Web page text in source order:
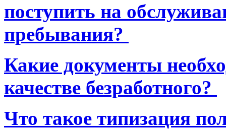
поступить на
пребывания?
Какие документы
качестве безработного?
Что такое типизация